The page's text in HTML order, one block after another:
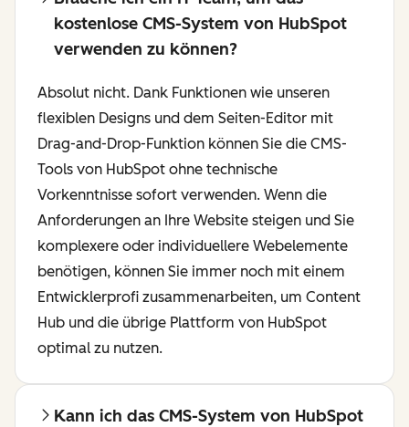
kostenlose CMS-System von HubSpot
verwenden zu können?
Absolut nicht. Dank Funktionen wie unseren
flexiblen Designs und dem Seiten-Editor mit
Drag-and-Drop-Funktion können Sie die CMS-
Tools von HubSpot ohne technische
Vorkenntnisse sofort verwenden. Wenn die
Anforderungen an Ihre Website steigen und Sie
komplexere oder individuellere Webelemente
benötigen, können Sie immer noch mit einem
Entwicklerprofi zusammenarbeiten, um Content
Hub und die übrige Plattform von HubSpot
optimal zu nutzen.
Kann ich das CMS-System von HubSpot